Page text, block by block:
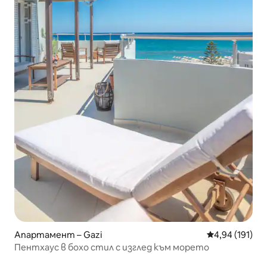
Апартамент – Gazi Средна
4,94 (191)
Пентхаус в бохо стил с изглед към морето